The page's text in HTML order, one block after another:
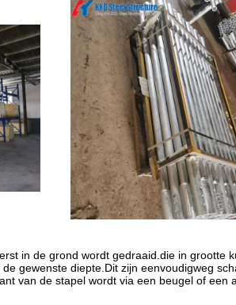
in de grond wordt gedraaid.die in grootte
gewenste diepte.Dit zijn eenvoudigweg
van de stapel wordt via een beugel of een